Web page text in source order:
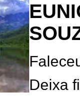
Deixa